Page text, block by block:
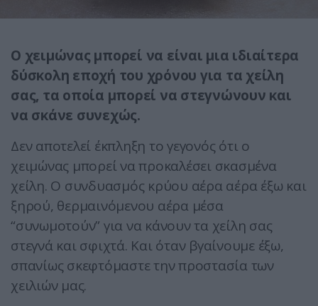
Ο χειμώνας μπορεί να είναι μια ιδιαίτερα
δύσκολη εποχή του χρόνου για τα χείλη
σας, τα οποία μπορεί να στεγνώνουν και
να σκάνε συνεχώς.
Δεν αποτελεί έκπληξη το γεγονός ότι ο
χειμώνας μπορεί να προκαλέσει σκασμένα
χείλη. Ο συνδυασμός κρύου αέρα αέρα έξω και
ξηρού, θερμαινόμενου αέρα μέσα
“συνωμοτούν” για να κάνουν τα χείλη σας
στεγνά και σφιχτά. Και όταν βγαίνουμε έξω,
σπανίως σκεφτόμαστε την προστασία των
χειλιών μας.